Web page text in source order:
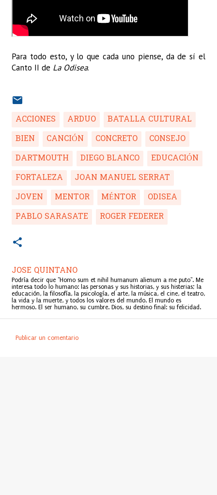
Para todo esto, y lo que cada uno piense, da de sí el
Canto II de La Odisea.
ACCIONES ARDUO
BATALLA CULTURAL
BIEN
CANCIÓN CONCRETO
CONSEJO
DARTMOUTH
DIEGO BLANCO
EDUCACIÓN
FORTALEZA
JOAN MANUEL SERRAT
JOVEN
MENTOR MÉNTOR
ODISEA
PABLO SARASATE
ROGER FEDERER
JOSE QUINTANO
Podría decir que "Homo sum et nihil humanum alienum a me puto". Me
interesa todo lo humano: las personas y sus historias, y sus histerias; la
educación, la filosofía, la psicología, el arte, la música, el cine, el teatro,
la vida y la muerte, y todos los valores del mundo. El mundo es
hermoso. El ser humano, su cumbre. Dios, su destino final: su felicidad.
Publicar un comentario